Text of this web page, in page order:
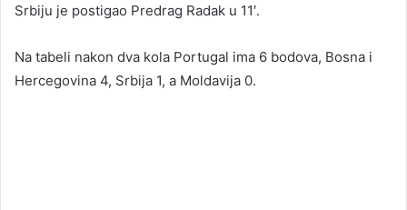
Srbiju je postigao Predrag Radak u 11′.
Na tabeli nakon dva kola Portugal ima 6 bodova, Bosna i
Hercegovina 4, Srbija 1, a Moldavija 0.